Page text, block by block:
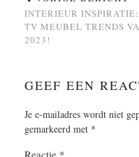
INTERIEUR
TV MEUBEL TRENDS
2023!
GEEF EEN
Je e-mailadres wordt niet
gemarkeerd met *
Reactie *